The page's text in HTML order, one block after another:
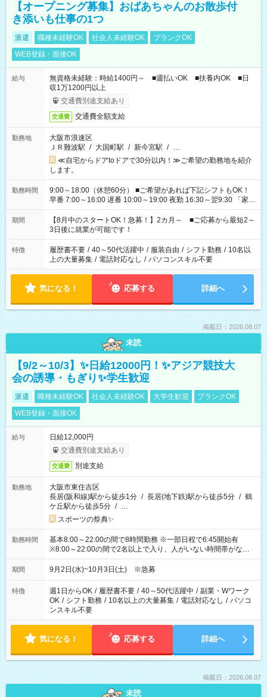
【オープニング募集】おばあちゃんのお散歩付
き添いも仕事の1つ
派遣 職種未経験OK 社会人未経験OK
ブランクOK
WEB登録・面接OK
給与
無資格未経験：時給1400円～ ■週払いOK ■扶養内OK ■日
収1万1200円以上
交通費別途支給あり
交通費 交通費全額支給
勤務地
大阪市浪速区
ＪＲ難波駅 / 大国町駅 / 新今宮駅 / …
≪自宅からドアtoドアで30分以内！≫ご希望の勤務地を紹介
します。
勤務時間
9:00～18:00（休憩60分） ■ご希望があれば下記シフトもOK！
早番 7:00～16:00 遅番 10:00～19:00 夜勤 16:30～翌9:30 「家族
と休みを合わせたい」 「余裕を持って夕飯の準備がしたい」
「できれば残業はしたくない」 など、ご希望を教えてください
ね。 ※Wワーク希望の方へ 今ご覧のお仕事で希望する勤務時間
と、もう1つのお仕事の勤務時間。 合計で週40時間を超える場
合は応募できません。
期間
【8月中のスタートOK！急募！】2カ月～ ■ご応募から最短2～
3日後に就業が可能です！
特徴 履歴書不要 / 40～50代活躍中 / 服装自由 / シフト勤務 / 10名以
上の大量募集 / 電話対応なし / パソコンスキル不要
気になる！ 応募する 詳細へ
掲載日：2026.08.07
未読
【9/2～10/3】✨日給12000円！✨アジア競技大
会の誘導・もぎり✨学生歓迎
派遣 職種未経験OK 社会人未経験OK 大学生歓迎
ブランクOK
WEB登録・面接OK
給与
日給12,000円
交通費別途支給あり
交通費 別途支給
勤務地
大阪市東住吉区
長居(阪和線)駅から徒歩1分 / 長居(地下鉄)駅から徒歩5分 / 鶴
ケ丘駅から徒歩5分 / …
スポーツの祭典✨
勤務時間
基本8:00～22:00の間で8時間勤務 ※一部日程で6:45開始有
※8:00～22:00の間で2名以上で入り、人がいない時間帯がない
ように相方と時間を分け合うイメージです
期間 9月2日(水)~10月3日(土) ※急募
特徴 週1日からOK / 履歴書不要 / 40～50代活躍中 / 副業・Wワーク
OK / シフト勤務 / 10名以上の大量募集 / 電話対応なし / パソコ
ンスキル不要
気になる！ 応募する 詳細へ
掲載日：2026.08.07
未読